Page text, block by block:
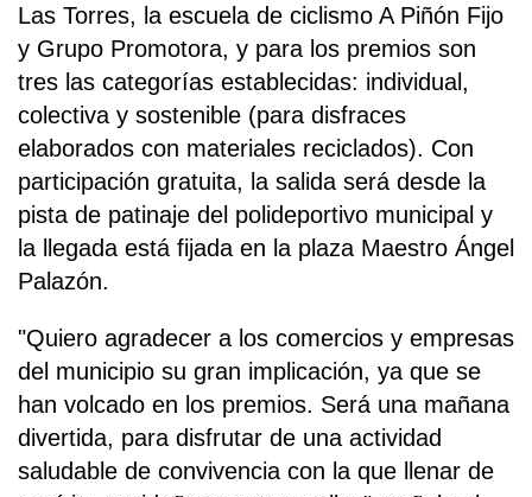
Las Torres, la escuela de ciclismo A Piñón Fijo
y Grupo Promotora, y para los premios son
tres las categorías establecidas: individual,
colectiva y sostenible (para disfraces
elaborados con materiales reciclados). Con
participación gratuita, la salida será desde la
pista de patinaje del polideportivo municipal y
la llegada está fijada en la plaza Maestro Ángel
Palazón.
"Quiero agradecer a los comercios y empresas
del municipio su gran implicación, ya que se
han volcado en los premios. Será una mañana
divertida, para disfrutar de una actividad
saludable de convivencia con la que llenar de